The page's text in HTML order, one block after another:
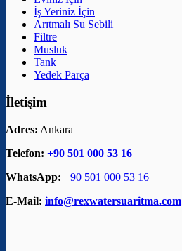
İş Yeriniz İçin
Arıtmalı Su Sebili
Filtre
Musluk
Tank
Yedek Parça
İletişim
Adres: Ankara
Telefon: +90 501 000 53 16
WhatsApp: +90 501 000 53 16
E-Mail: info@rexwatersuaritma.com